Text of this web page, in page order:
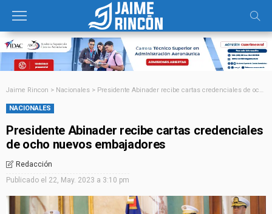
Jaime Rincon > Nacionales > Presidente Abinader recibe cartas credenciales de ocho nuevos embajadores
NACIONALES
Presidente Abinader recibe cartas credenciales
de ocho nuevos embajadores
Redacción
Publicado el 22, May. 2023 a 3:10 pm